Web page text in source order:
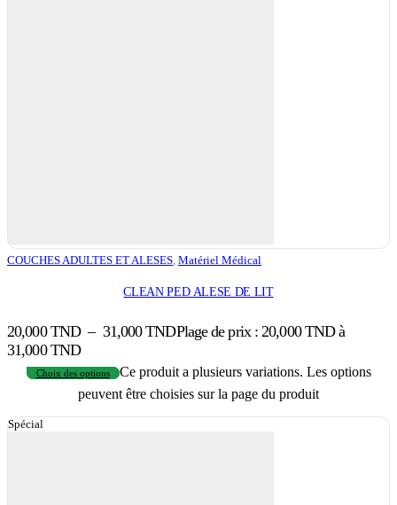
COUCHES ADULTES ET ALESES Matériel Médical
CLEAN PED ALESE DE LIT
20,000TND – 31,000TNDPlage de prix : 20,000 TND à
31,000 TND
Choix des options
Ce produit a plusieurs variations. Les options
peuvent être choisies sur la page du produit
Spécial